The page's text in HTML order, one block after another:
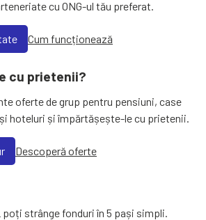
cu ONG-ul tău preferat.
Cum funcționează
cu prietenii?
oferte de grup pentru pensiuni, case
hoteluri și împărtășește-le cu prietenii.
Descoperă oferte
poți strânge fonduri în 5 pași simpli.